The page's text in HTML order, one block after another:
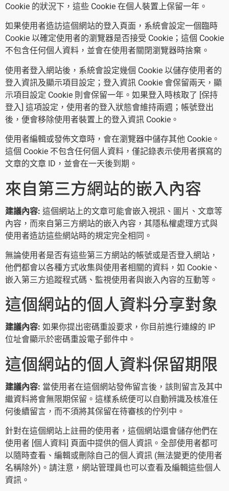
Cookie 的狀況下，這些 Cookie 在個人裝置上保留一年。
如果使用者造訪這個網站的登入頁面，系統會設定一個臨時
Cookie 以確定使用者的瀏覽器是否接受 Cookie；這個 Cookie
不包含任何個人資料，並會在使用者關閉瀏覽器時捨棄。
使用者登入網站後，系統會設定幾個 Cookie 以儲存使用者的
登入資訊及顯示項目設定；登入資訊 Cookie 會保留兩天，顯
示項目設定 Cookie 則會保留一年。如果登入時核取了 [保持
登入] 這項設定，使用者的登入狀態會維持兩週；帳號登出
後，便會移除使用者裝置上的登入資訊 Cookie。
使用者編輯或發佈文章時，會在瀏覽器中儲存其他 Cookie。
這個 Cookie 不包含任何個人資料，僅記錄表示使用者撰寫的
文章的文章 ID，並會在一天後到期。
來自第三方網站的嵌入內容
建議內容: 這個網站上的文章可能會嵌入視訊、圖片、文章等
內容，而來自第三方網站的嵌入內容，其隱私權處理方式與
使用者造訪這些網站時的規定完全相同。
無論使用者是否有這些第三方網站的帳號或是否登入網站，
他們都會以各種方式收集與使用者相關的資料，如 Cookie、
嵌入第三方追蹤程式碼、監視使用者與嵌入內容的互動等。
這個網站的個人資料分享對象
建議內容: 如果你提出密碼重設要求，你目前進行連線的 IP
位址會顯示於密碼重設電子郵件中。
這個網站的個人資料保留期限
建議內容: 當使用者在這個網站發佈留言後，該則留言及其中
繼資料將會無限期保留。這樣系統便可以自動辨識及核准任
何後續留言，而不須將其保留在待審核的佇列中。
針對在這個網站上註冊的使用者，這個網站還會儲存他們在
使用者 [個人資料] 頁面中提供的個人資訊。全部使用者都可
以隨時查看、編輯或刪除自己的個人資訊 (無法變更的使用者
名稱除外)。請注意，網站管理員也可以查看及編輯這些個人
資訊。